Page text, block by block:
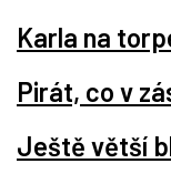
Karla na
Pirát, co v
Ještě větší